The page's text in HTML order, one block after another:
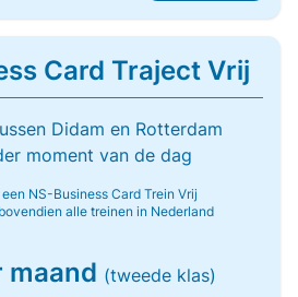
Card Traject Vrij
Didam en Rotterdam
moment van de dag
NS-Business Card Trein Vrij
alle treinen in Nederland
maand (tweede klas)